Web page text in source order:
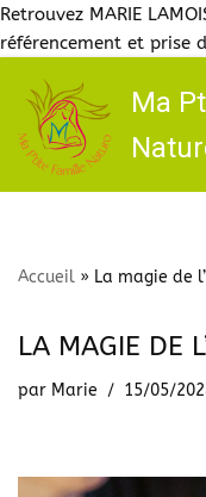
Retrouvez MARIE
référencement et prise
Aller
au
contenu
Ma
Accueil » La magie de
LA MAGIE DE
par Marie 15/05/